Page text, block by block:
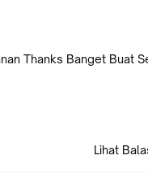
Thanks Banget Buat
Lihat